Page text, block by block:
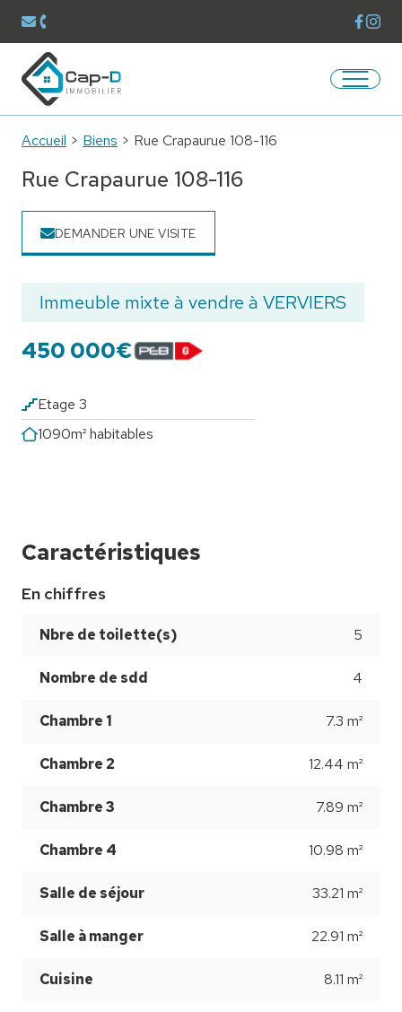
Envoyer un mail à
contact@capdimmobilier.be
Téléphoner au
087/60.40.00 Voir la
Voir
Retourner à la page d'accueil
Ouvrir/
Accueil > Biens > Rue Crapaurue 108-116
Rue Crapaurue 108-116
DEMANDER UNE VISITE
Immeuble mixte à vendre à VERVIERS
450 000€
Etage 3
1090m² habitables
Caractéristiques
En chiffres
Nbre de toilette(s) 5
Nombre de sdd 4
Chambre 1 7.3 m²
Chambre 2 12.44 m²
Chambre 3 7.89 m²
Chambre 4 10.98 m²
Salle de séjour 33.21 m²
Salle à manger 22.91 m²
Cuisine 8.11 m²